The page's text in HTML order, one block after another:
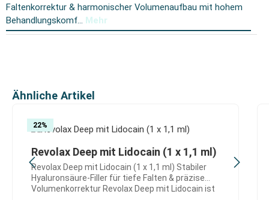
Faltenkorrektur & harmonischer Volumenaufbau mit hohem
Behandlungskomf… Mehr
Produktgalerie überspringen
Ähnliche Artikel
22%
Revolax Deep mit Lidocain (1 x 1,1 ml)
Revolax Deep mit Lidocain (1 x 1,1 ml) Stabiler
Hyaluronsäure-Filler für tiefe Falten & präzise
Volumenkorrektur Revolax Deep mit Lidocain ist